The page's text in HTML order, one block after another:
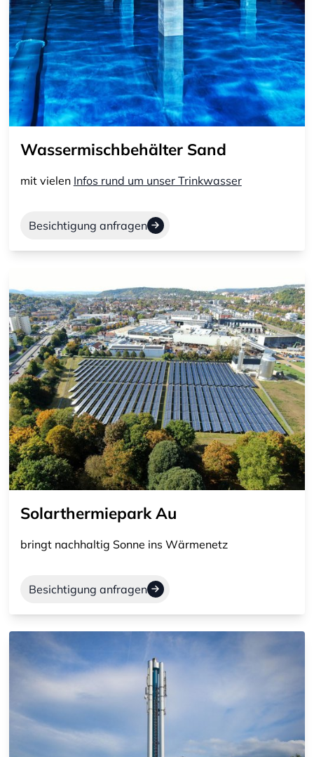
Wassermischbehälter Sand
mit vielen Infos rund um unser Trinkwasser
Besichtigung anfragen
Solarthermiepark Au
bringt nachhaltig Sonne ins Wärmenetz
Besichtigung anfragen